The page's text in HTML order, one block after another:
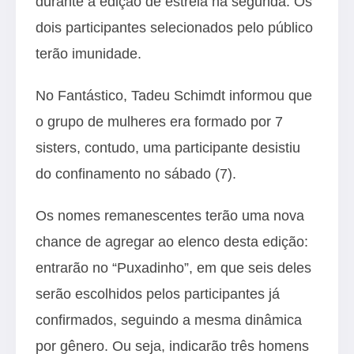
dois participantes selecionados pelo público
terão imunidade.
No Fantástico, Tadeu Schimdt informou que
o grupo de mulheres era formado por 7
sisters, contudo, uma participante desistiu
do confinamento no sábado (7).
Os nomes remanescentes terão uma nova
chance de agregar ao elenco desta edição:
entrarão no “Puxadinho”, em que seis deles
serão escolhidos pelos participantes já
confirmados, seguindo a mesma dinâmica
por gênero. Ou seja, indicarão três homens